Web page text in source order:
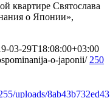
квартире Святослава
о Японии»,
03-29T18:08:00+03:00
o-japonii/ 250
uploads/